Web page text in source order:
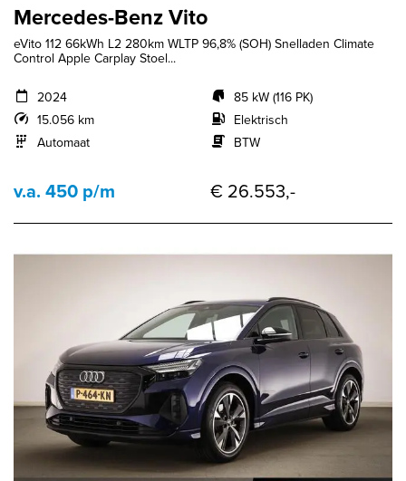
Mercedes-Benz Vito
eVito 112 66kWh L2 280km WLTP 96,8% (SOH) Snelladen Climate
Control Apple Carplay Stoel...
2024
15.056 km
Automaat
85 kW (116 PK)
Elektrisch
BTW
v.a. 450 p/m € 26.553,-